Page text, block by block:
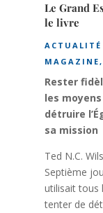
Le Grand
le livre
ACTUALITÉ
MAGAZINE,
Rester
les
détruire
sa mission
Ted N.C.
Septième
utilisait tous
tenter de